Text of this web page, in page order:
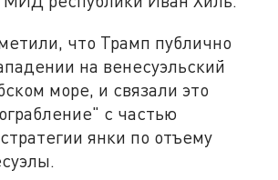
что Трамп публично
на венесуэльский
море, и связали это
с частью
янки по отъему